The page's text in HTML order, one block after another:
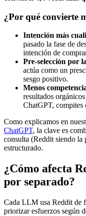
¿Por qué convierte
Intención más
pasado la fase de
intención de
Pre-selección por
actúa como un
sesgo positivo.
Menos
resultados
ChatGPT, compites
Como explicamos en
ChatGPT, la clave es
consulta (Reddit siendo
estructurado.
¿Cómo afecta
por separado?
Cada LLM usa Reddit de
priorizar esfuerzos según